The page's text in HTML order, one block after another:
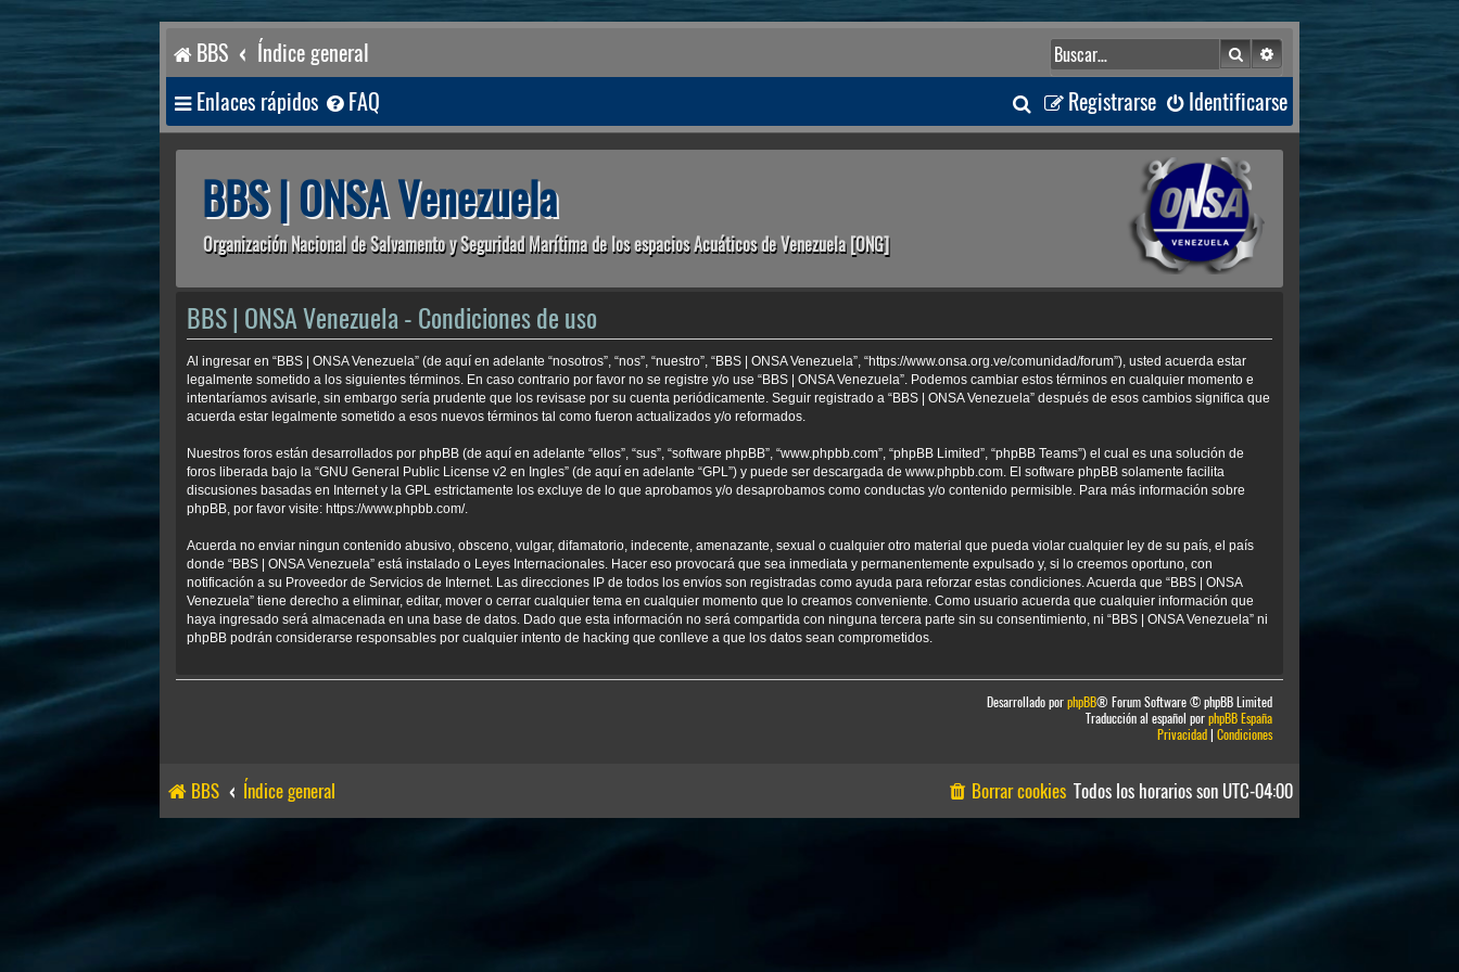
BBS Índice general BuscarBúsqueda avanzada
Enlaces rápidos FAQ Identificarse
Registrarse
B
u
a
r
BBS | ONSA Venezuela
Organización Nacional de Salvamento y Seguridad Marítima de los espacios Acuáticos de Venezuela [ONG]
BBS | ONSA Venezuela - Condiciones de uso
Al ingresar en “BBS | ONSA Venezuela” (de aquí en adelante “nosotros”, “nos”, “nuestro”, “BBS | ONSA Venezuela”, “https://www.onsa.org.ve/comunidad/forum”), usted acuerda estar
legalmente sometido a los siguientes términos. En caso contrario por favor no se registre y/o use “BBS | ONSA Venezuela”. Podemos cambiar estos términos en cualquier momento e
intentaríamos avisarle, sin embargo sería prudente que los revisase por su cuenta periódicamente. Seguir registrado a “BBS | ONSA Venezuela” después de esos cambios significa que
acuerda estar legalmente sometido a esos nuevos términos tal como fueron actualizados y/o reformados.
Nuestros foros están desarrollados por phpBB (de aquí en adelante “ellos”, “sus”, “software phpBB”, “www.phpbb.com”, “phpBB Limited”, “phpBB Teams”) el cual es una solución de
foros liberada bajo la “GNU General Public License v2 en Ingles” (de aquí en adelante “GPL”) y puede ser descargada de www.phpbb.com. El software phpBB solamente facilita
discusiones basadas en Internet y la GPL estrictamente los excluye de lo que aprobamos y/o desaprobamos como conductas y/o contenido permisible. Para más información sobre
phpBB, por favor visite: https://www.phpbb.com/.
Acuerda no enviar ningun contenido abusivo, obsceno, vulgar, difamatorio, indecente, amenazante, sexual o cualquier otro material que pueda violar cualquier ley de su país, el país
donde “BBS | ONSA Venezuela” está instalado o Leyes Internacionales. Hacer eso provocará que sea inmediata y permanentemente expulsado y, si lo creemos oportuno, con
notificación a su Proveedor de Servicios de Internet. Las direcciones IP de todos los envíos son registradas como ayuda para reforzar estas condiciones. Acuerda que “BBS | ONSA
Venezuela” tiene derecho a eliminar, editar, mover o cerrar cualquier tema en cualquier momento que lo creamos conveniente. Como usuario acuerda que cualquier información que
haya ingresado será almacenada en una base de datos. Dado que esta información no será compartida con ninguna tercera parte sin su consentimiento, ni “BBS | ONSA Venezuela” ni
phpBB podrán considerarse responsables por cualquier intento de hacking que conlleve a que los datos sean comprometidos.
Desarrollado porphpBB® Forum Software © phpBB Limited
Traducción al español porphpBB España
Privacidad| Condiciones
BBS Índice general Todos los horarios son UTC-04:00
Borrar cookies